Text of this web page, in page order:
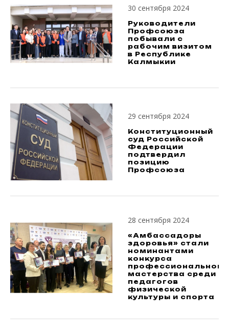
30 сентября 2024
Руководители
Профсоюза
побывали с
рабочим визитом
в Республике
Калмыкии
29 сентября 2024
Конституционный
суд Российской
Федерации
подтвердил
позицию
Профсоюза
28 сентября 2024
«Амбассадоры
здоровья» стали
номинантами
конкурса
профессионального
мастерства среди
педагогов
физической
культуры и спорта